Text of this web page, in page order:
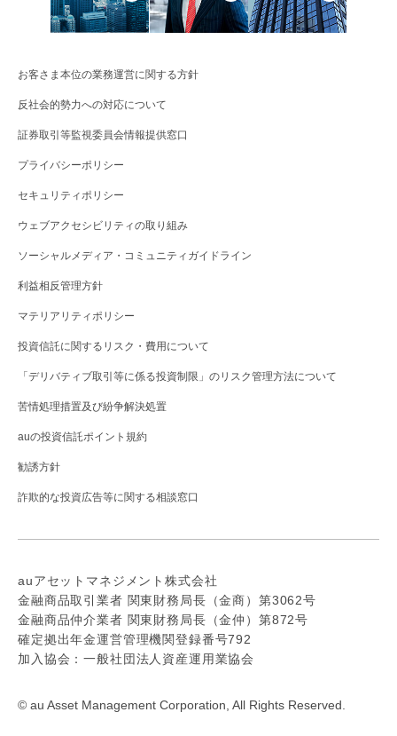
お客さま本位の業務運営に関する方針
反社会的勢力への対応について
証券取引等監視委員会情報提供窓口
プライバシーポリシー
セキュリティポリシー
ウェブアクセシビリティの取り組み
ソーシャルメディア・コミュニティガイドライン
利益相反管理方針
マテリアリティポリシー
投資信託に関するリスク・費用について
「デリバティブ取引等に係る投資制限」のリスク管理方法について
苦情処理措置及び紛争解決処置
auの投資信託ポイント規約
勧誘方針
詐欺的な投資広告等に関する相談窓口
auアセットマネジメント株式会社
金融商品取引業者 関東財務局長（金商）第3062号
金融商品仲介業者 関東財務局長（金仲）第872号
確定拠出年金運営管理機関登録番号792
加入協会：一般社団法人資産運用業協会
© au Asset Management Corporation, All Rights Reserved.